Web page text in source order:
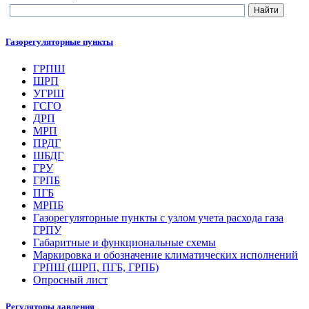
Газорегуляторные пункты
ГРПШ
ШРП
УГРШ
ГСГО
ДРП
МРП
ПРДГ
ШБДГ
ГРУ
ГРПБ
ПГБ
МРПБ
Газорегуляторные пункты с узлом учета расхода газа
ГРПУ
Габаритные и функциональные схемы
Маркировка и обозначение климатических исполнений
ГРПШ (ШРП, ПГБ, ГРПБ)
Опросный лист
Регуляторы давления